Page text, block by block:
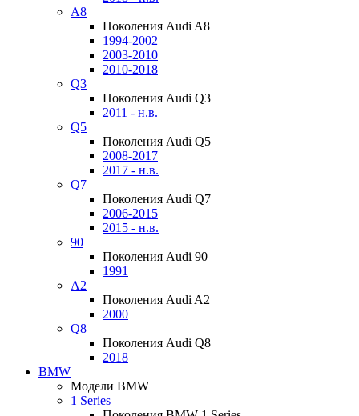
A8
Поколения Audi A8
1994-2002
2003-2010
2010-2018
Q3
Поколения Audi Q3
2011 - н.в.
Q5
Поколения Audi Q5
2008-2017
2017 - н.в.
Q7
Поколения Audi Q7
2006-2015
2015 - н.в.
90
Поколения Audi 90
1991
A2
Поколения Audi A2
2000
Q8
Поколения Audi Q8
2018
BMW
Модели BMW
1 Series